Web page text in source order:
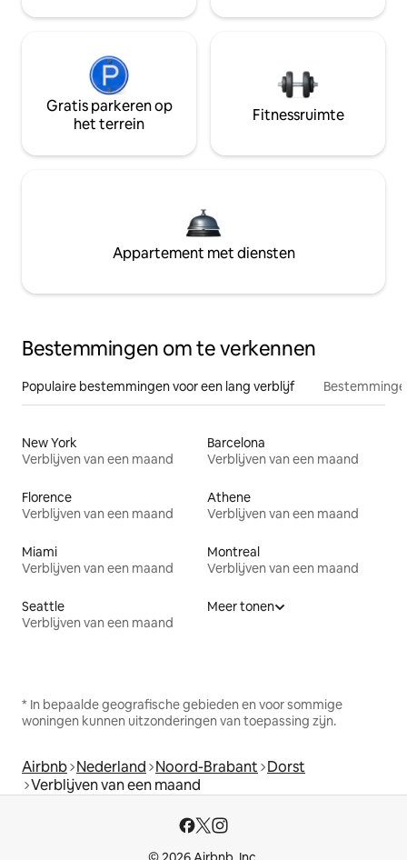
Gratis parkeren op
het terrein
Fitnessruimte
Appartement met diensten
Bestemmingen om te verkennen
Populaire bestemmingen voor een lang verblijf
New York
Verblijven van een maand
Barcelona
Verblijven van een maand
Florence
Verblijven van een maand
Athene
Verblijven van een maand
Miami
Verblijven van een maand
Montreal
Verblijven van een maand
Seattle
Verblijven van een maand
Meer tonen
* In bepaalde geografische gebieden en voor sommige
woningen kunnen uitzonderingen van toepassing zijn.
Airbnb Nederland Noord-Brabant Dorst
Verblijven van een maand